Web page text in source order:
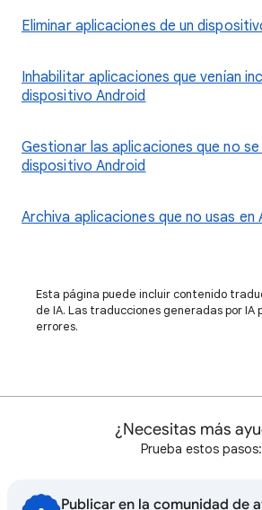
Eliminar aplicaciones de un
Inhabilitar aplicaciones que venían
dispositivo Android
Gestionar las aplicaciones que no se
dispositivo Android
Archiva aplicaciones que no usas en
Esta página puede incluir contenido
de IA. Las traducciones generadas por IA
errores.
¿Necesitas más
Prueba estos pasos:
Publicar en la comunidad de